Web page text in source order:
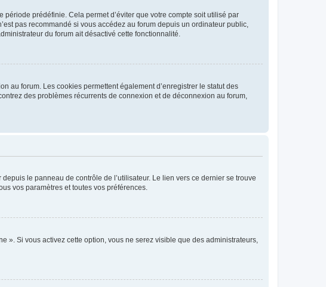
prédéfinie. Cela permet d’éviter que votre compte soit utilisé par
pas recommandé si vous accédez au forum depuis un ordinateur public,
du forum ait désactivé cette fonctionnalité.
au forum. Les cookies permettent également d’enregistrer le statut des
des problèmes récurrents de connexion et de déconnexion au forum,
le panneau de contrôle de l’utilisateur. Le lien vers ce dernier se trouve
vos paramètres et toutes vos préférences.
». Si vous activez cette option, vous ne serez visible que des administrateurs,